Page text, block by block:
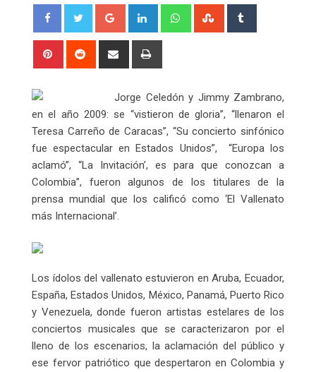
Google+ LinkedIn WhatsappStumbleUpon
Pinterest Reddit
Share
Jorge Celedón y Jimmy Zambrano,
en el año 2009: se “vistieron de gloria”, “llenaron el
Teresa Carreño de Caracas”, “Su concierto sinfónico
fue espectacular en Estados Unidos”, “Europa los
aclamó”, “La Invitación’, es para que conozcan a
Colombia”, fueron algunos de los titulares de la
prensa mundial que los calificó como ‘El Vallenato
más Internacional’.
Los ídolos del vallenato estuvieron en Aruba, Ecuador,
España, Estados Unidos, México, Panamá, Puerto Rico
y Venezuela, donde fueron artistas estelares de los
conciertos musicales que se caracterizaron por el
lleno de los escenarios, la aclamación del público y
ese fervor patriótico que despertaron en Colombia y